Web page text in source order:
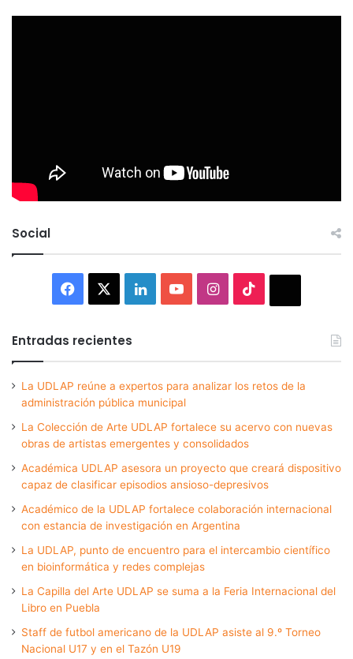
Social
Facebook LinkedInYouTubeInstagram
Entradas recientes
La UDLAP reúne a expertos para analizar los retos de la
administración pública municipal
La Colección de Arte UDLAP fortalece su acervo con nuevas
obras de artistas emergentes y consolidados
Académica UDLAP asesora un proyecto que creará dispositivo
capaz de clasificar episodios ansioso-depresivos
Académico de la UDLAP fortalece colaboración internacional
con estancia de investigación en Argentina
La UDLAP, punto de encuentro para el intercambio científico
en bioinformática y redes complejas
La Capilla del Arte UDLAP se suma a la Feria Internacional del
Libro en Puebla
Staff de futbol americano de la UDLAP asiste al 9.º Torneo
Nacional U17 y en el Tazón U19